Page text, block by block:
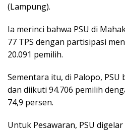
(Lampung).
Ia merinci bahwa PSU di
77 TPS dengan partisipasi
20.091 pemilih.
Sementara itu, di Palopo, PSU
dan diikuti 94.706 pemilih
74,9 persen.
Untuk Pesawaran, PSU